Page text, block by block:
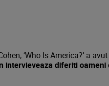
‘Who Is America?’ a
intervieveaza diferiti